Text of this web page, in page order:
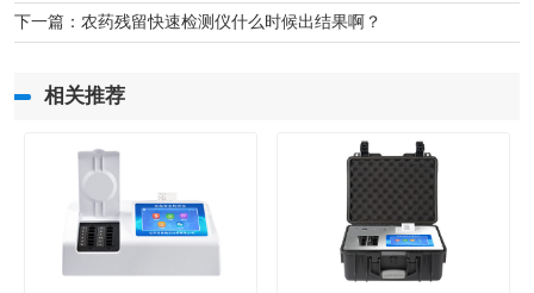
下一篇： 农药残留快速检测仪什么时候出结果啊？
相关推荐